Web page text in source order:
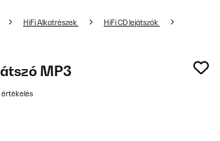
HiFi Alkatrészek HiFi CD lejátszók
MP3
értékelés